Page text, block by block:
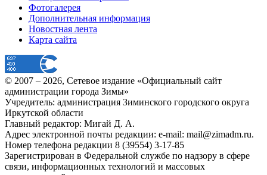
Фотогалерея
Дополнительная информация
Новостная лента
Карта сайта
© 2007 – 2026, Сетевое издание «Официальный сайт
администрации города Зимы»
Учредитель: администрация Зиминского городского округа
Иркутской области
Главный редактор: Мигай Д. А.
Адрес электронной почты редакции: e-mail: mail@zimadm.ru.
Номер телефона редакции 8 (39554) 3-17-85
Зарегистрирован в Федеральной службе по надзору в сфере
связи, информационных технологий и массовых